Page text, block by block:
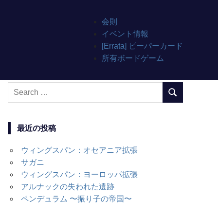
会則
イベント情報
[Errata] ピーパーカード
所有ボードゲーム
Search
SEARCH
最近の投稿
ウィングスパン：オセアニア拡張
サガニ
ウィングスパン：ヨーロッパ拡張
アルナックの失われた遺跡
ペンデュラム 〜振り子の帝国〜